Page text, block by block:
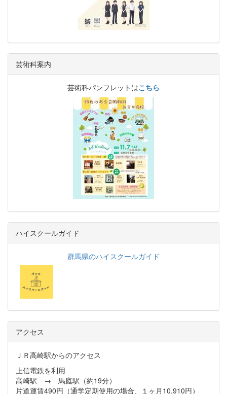
芸術科案内
芸術科パンフレットはこちら
ハイスクールガイド
群馬県のハイスクールガイド
アクセス
ＪＲ高崎駅からのアクセス
上信電鉄を利用
高崎駅 → 馬庭駅（約19分）
片道運賃490円（通学定期使用の場合、１ヶ月10,910円）